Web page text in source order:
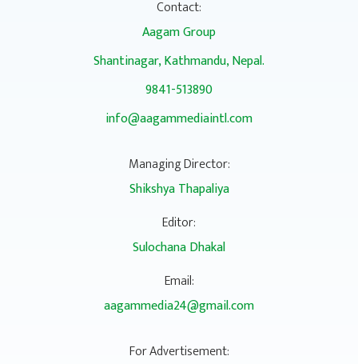
Contact:
Aagam Group
Shantinagar, Kathmandu, Nepal.
9841-513890
info@aagammediaintl.com
Managing Director:
Shikshya Thapaliya
Editor:
Sulochana Dhakal
Email:
aagammedia24@gmail.com
For Advertisement: